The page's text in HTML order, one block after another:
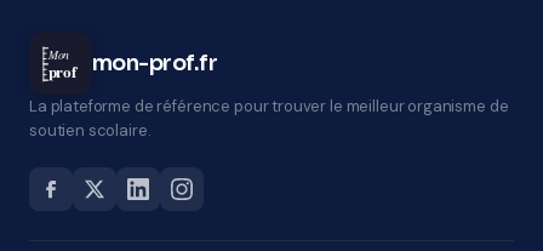
Mon
prof mon-prof.fr
La plateforme de référence pour trouver le meilleur organisme de
soutien scolaire.